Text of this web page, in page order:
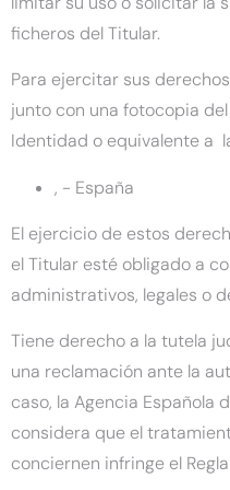
ficheros del Titular.
Para ejercitar sus
junto con una fotocopia
Identidad o equivalente a
, - España
El ejercicio de estos
el Titular esté obligado a
administrativos, legales o
Tiene derecho a la tutela
una reclamación ante la
caso, la Agencia Española
considera que el
conciernen infringe el